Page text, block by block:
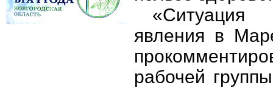
«Ситуация
явления в
рабочей